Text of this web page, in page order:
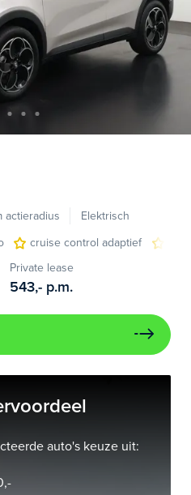
actieradius
Elektrisch
cruise control adaptief
Private lease
543,- p.m.
auto's keuze uit: